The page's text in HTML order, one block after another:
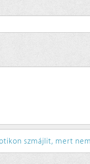
szmájlit, mert